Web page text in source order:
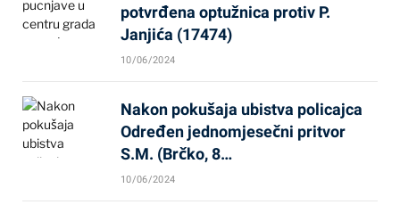
potvrđena optužnica protiv P.
Janjića (17474)
10/06/2024
Nakon pokušaja ubistva policajca
Određen jednomjesečni pritvor
S.M. (Brčko, 8…
10/06/2024